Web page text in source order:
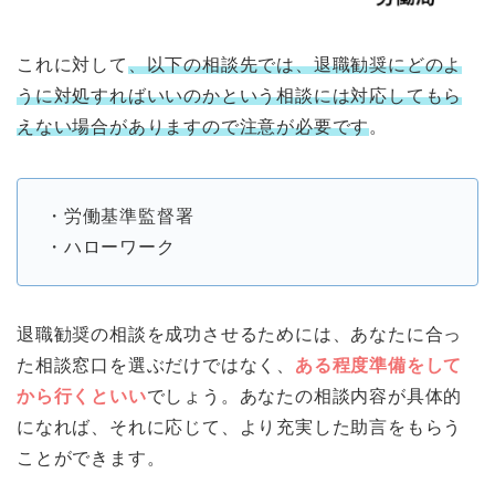
これに対して、以下の相談先では、退職勧奨にどのよ
うに対処すればいいのかという相談には対応してもら
えない場合がありますので注意が必要です。
・労働基準監督署
・ハローワーク
退職勧奨の相談を成功させるためには、あなたに合っ
た相談窓口を選ぶだけではなく、 ある程度準備をして
から行くといいでしょう。あなたの相談内容が具体的
になれば、それに応じて、より充実した助言をもらう
ことができます。